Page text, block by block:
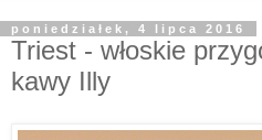
poniedziałek, 4 lipca 2016
Triest - włoskie
kawy Illy